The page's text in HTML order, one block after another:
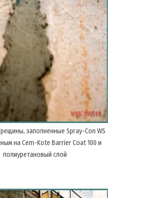
заполненные Spray-Con WS
на Cem-Kote Barrier Coat 100 и
полиуретановый слой